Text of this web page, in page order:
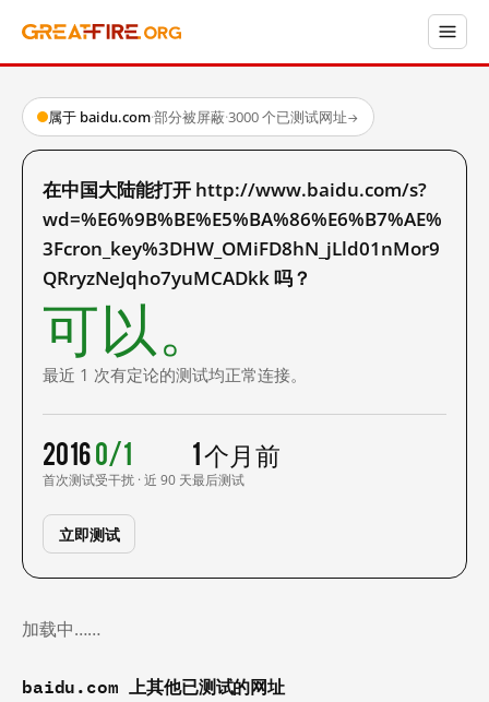
属于 baidu.com·部分被屏蔽·3000 个已测试网址→
在中国大陆能打开 http://www.baidu.com/s?
wd=%E6%9B%BE%E5%BA%86%E6%B7%AE%
3Fcron_key%3DHW_OMiFD8hN_jLld01nMor9
QRryzNeJqho7yuMCADkk 吗？
可以。
最近 1 次有定论的测试均正常连接。
2016
首次测试
0/1
受干扰 · 近 90 天
1 个月前
最后测试
立即测试
加载中……
baidu.com 上其他已测试的网址